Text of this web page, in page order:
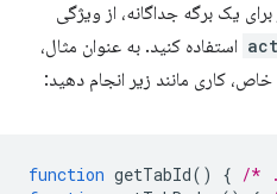
یک برگه جداگانه، از ویژگی
استفاده کنید. به عنوان مثال،
کاری مانند زیر انجام دهید:
function getTabId() { /*